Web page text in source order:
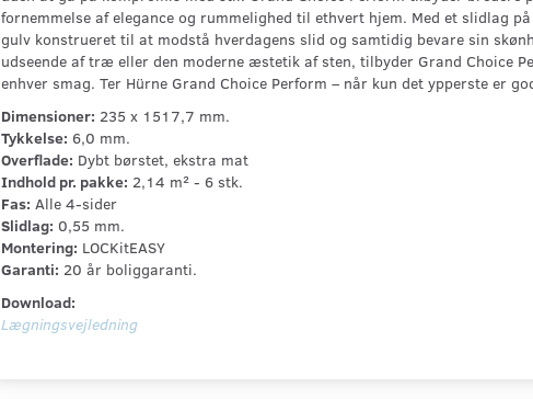
fornemmelse af elegance og rummelighed til ethvert hjem. Med et slidlag
gulv konstrueret til at modstå hverdagens slid og samtidig bevare sin
udseende af træ eller den moderne æstetik af sten, tilbyder Grand Choice
enhver smag. Ter Hürne Grand Choice Perform – når kun det ypperste er
Dimensioner: 235 x 1517,7 mm.
Tykkelse: 6,0 mm.
Overflade: Dybt børstet, ekstra mat
Indhold pr. pakke: 2,14 m² - 6 stk.
Fas: Alle 4-sider
Slidlag: 0,55 mm.
Montering: LOCKitEASY
Garanti: 20 år boliggaranti.
Download:
Lægningsvejledning